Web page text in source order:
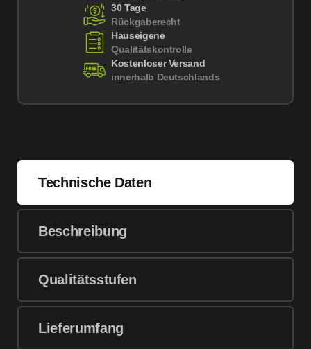
30 Tage
Rückgaberecht
Hauseigene
Qualitätskontrolle
Kostenloser Versand
innerhalb Deutschlands
Technische Daten
Beschreibung
Qualitätsstufen
Lieferumfang